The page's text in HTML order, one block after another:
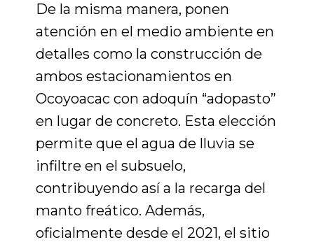
De la misma manera, ponen
atención en el medio ambiente en
detalles como la construcción de
ambos estacionamientos en
Ocoyoacac con adoquín “adopasto”
en lugar de concreto. Esta elección
permite que el agua de lluvia se
infiltre en el subsuelo,
contribuyendo así a la recarga del
manto freático. Además,
oficialmente desde el 2021, el sitio